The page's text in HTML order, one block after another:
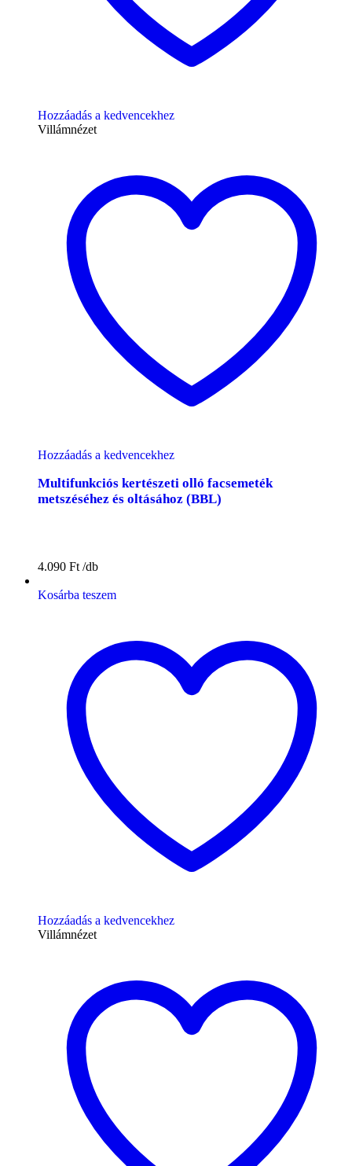
Hozzáadás a kedvencekhez
Villámnézet
Hozzáadás a kedvencekhez
Multifunkciós kertészeti olló facsemeték
metszéséhez és oltásához (BBL)
4.090 Ft
Kosárba teszem
Hozzáadás a kedvencekhez
Villámnézet